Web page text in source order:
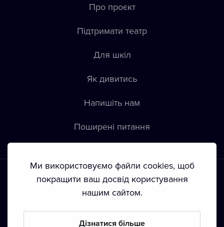
Про проєкт
Підтримати театр
Для шкіл
Як дивитись
Напишіть нам
Пoширені питання
Положення й умови • Конфіденційність • Автoрські права
Ми використовуємо файли cookies, щоб
покращити ваш досвід користування
нашим сайтом.
Дізнатися більше